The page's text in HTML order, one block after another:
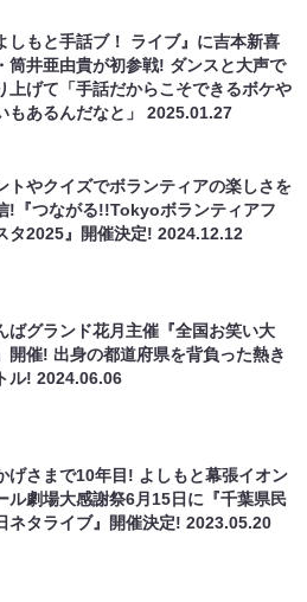
しもと手話ブ！ ライブ』に吉本新喜
筒井亜由貴が初参戦! ダンスと大声で
上げて「手話だからこそできるボケや
もあるんだなと」2025.01.27
トやクイズでボランティアの楽しさを
!『つながる!!Tokyoボランティアフ
タ2025』開催決定!2024.12.12
ばグランド花月主催『全国お笑い大
開催! 出身の都道府県を背負った熱き
ル!2024.06.06
げさまで10年目! よしもと幕張イオン
ル劇場大感謝祭6月15日に『千葉県民
ネタライブ』開催決定!2023.05.20